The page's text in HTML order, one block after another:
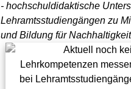
- hochschuldidaktische
Lehramtsstudiengängen zu
und Bildung für Nachhaltigkeit